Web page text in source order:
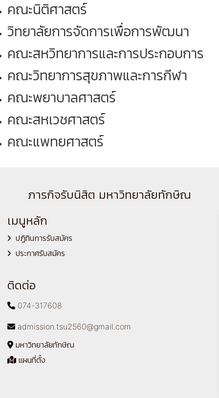
คณะนิติศาสตร์
วิทยาลัยการจัดการเพื่อการพัฒนา
คณะสหวิทยาการและการประกอบการ
คณะวิทยาการสุขภาพและการกีฬา
คณะพยาบาลศาสตร์
คณะสหเวชศาสตร์
คณะแพทยศาสตร์
ภารกิจรับนิสิต มหาวิทยาลัยทักษิณ
เมนูหลัก
ปฏิทินการรับสมัคร
ประกาศรับสมัคร
ติดต่อ
074-317608
admission.tsu2560@gmail.com
มหาวิทยาลัยทักษิณ
แผนที่ตั้ง